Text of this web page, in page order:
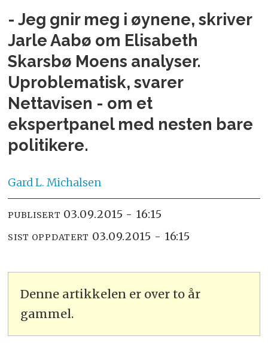
- Jeg gnir meg i øynene, skriver
Jarle Aabø om Elisabeth
Skarsbø Moens analyser.
Uproblematisk, svarer
Nettavisen - om et
ekspertpanel med nesten bare
politikere.
Gard L. Michalsen
PUBLISERT 03.09.2015 - 16:15
SIST OPPDATERT 03.09.2015 - 16:15
Denne artikkelen er over to år
gammel.